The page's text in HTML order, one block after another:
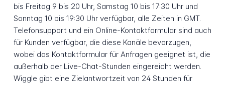
bis Freitag 9 bis 20 Uhr, Samstag 10 bis 17:30 Uhr und
Sonntag 10 bis 19:30 Uhr verfügbar, alle Zeiten in GMT.
Telefonsupport und ein Online-Kontaktformular sind auch
für Kunden verfügbar, die diese Kanäle bevorzugen,
wobei das Kontaktformular für Anfragen geeignet ist, die
außerhalb der Live-Chat-Stunden eingereicht werden.
Wiggle gibt eine Zielantwortzeit von 24 Stunden für